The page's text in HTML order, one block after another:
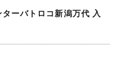
ーバトロコ新潟万代 入